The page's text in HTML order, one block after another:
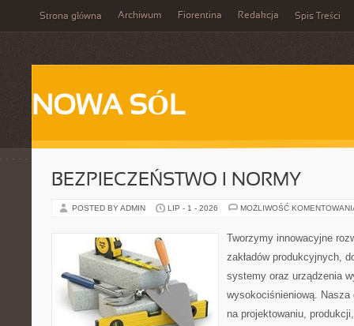
Strona główna Archiwum Fiorentina Redakcja Spis Treści
NOWA SÓL
BEZPIECZEŃSTWO I NORMY
POSTED BY ADMIN LIP - 1 - 2026 MOŻLIWOŚĆ
Tworzymy innowacyjne
zakładów produkcyjnych,
systemy oraz urządzenia
wysokociśnieniową. Nasza
na projektowaniu,